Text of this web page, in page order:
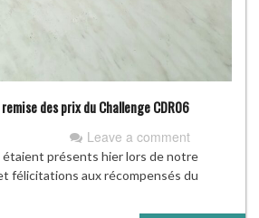
des prix du Challenge CDR06
Leave a comment
étaient présents hier lors de notre
félicitations aux récompensés du